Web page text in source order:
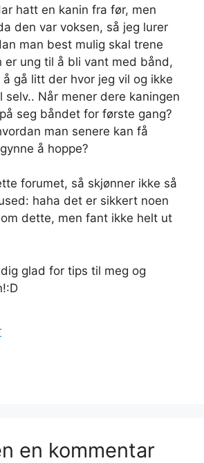
hatt en kanin fra før, men
den var voksen, så jeg lurer
man best mulig skal trene
er ung til å bli vant med bånd,
gå litt der hvor jeg vil og ikke
selv.. Når mener dere kaningen
seg båndet for første gang?
man senere kan få
å hoppe?
forumet, så skjønner ikke så
haha det er sikkert noen
dette, men fant ikke helt ut
glad for tips til meg og
en kommentar